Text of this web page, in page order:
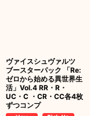
ヴァイスシュヴァルツ
ブースターパック 「Re:
ゼロから始める異世界生
活」Vol.4 RR・R・
UC・C ・CR・CC各4枚
ずつコンプ